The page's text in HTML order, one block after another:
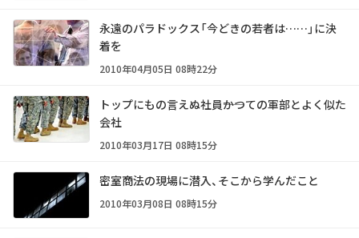
永遠のパラドックス「今どきの若者は……」に決
着を
2010年04月05日 08時22分
トップにもの言えぬ社員――かつての軍部とよく似た
会社
2010年03月17日 08時15分
密室商法の現場に潜入、そこから学んだこと
2010年03月08日 08時15分